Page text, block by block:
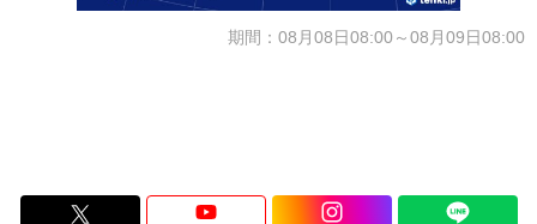
期間：08月08日08:00～08月09日08:00